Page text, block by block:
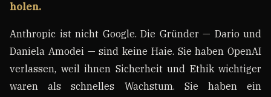
holen.
Anthropic ist nicht Google. Die Gründer — Dario und
Daniela Amodei — sind keine Haie. Sie haben OpenAI
verlassen, weil ihnen Sicherheit und Ethik wichtiger
waren als schnelles Wachstum. Sie haben ein